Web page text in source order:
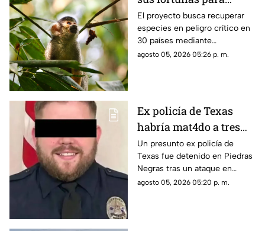
salvar 100 especies de
la extinción
El proyecto busca recuperar
especies en peligro crítico en
30 países mediante
financiamiento a programas de
agosto 05, 2026 05:26 p. m.
Ex policía de Texas
habría mat4do a tres
personas en Saltillo y
huyó con su hijo; esto
se sabe del caso
Un presunto ex policía de
Texas fue detenido en Piedras
Negras tras un ataque en
Saltillo que dejó un saldo
agosto 05, 2026 05:20 p. m.